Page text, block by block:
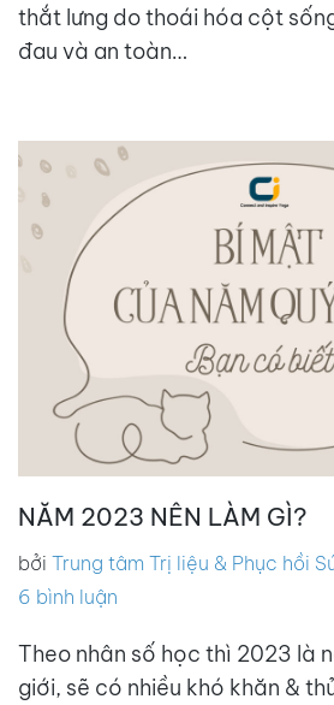
thắt lưng do thoái hóa cột
đau và an toàn…
NĂM 2023 NÊN LÀM GÌ?
bởi Trung tâm Trị liệu & Phục hồi
6 bình luận
Theo nhân số học thì 2023 là
giới, sẽ có nhiều khó khăn &